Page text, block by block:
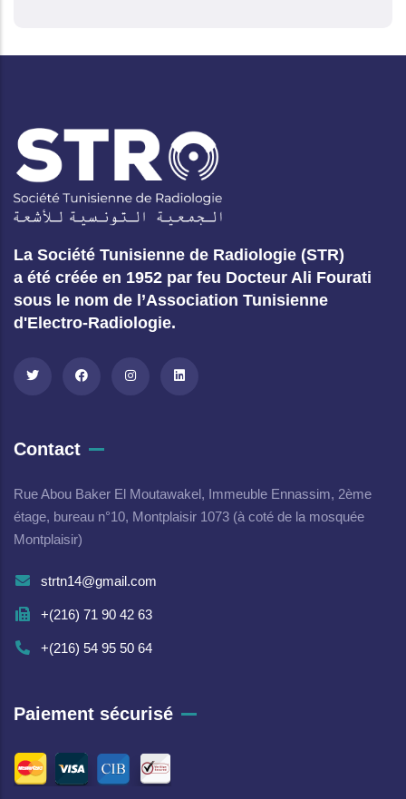
La Société Tunisienne de Radiologie (STR)
a été créée en 1952 par feu Docteur Ali Fourati
sous le nom de l’Association Tunisienne
d'Electro-Radiologie.
Contact
Rue Abou Baker El Moutawakel, Immeuble Ennassim, 2ème
étage, bureau n°10, Montplaisir 1073 (à coté de la mosquée
Montplaisir)
strtn14@gmail.com
+(216) 71 90 42 63
+(216) 54 95 50 64
Paiement sécurisé